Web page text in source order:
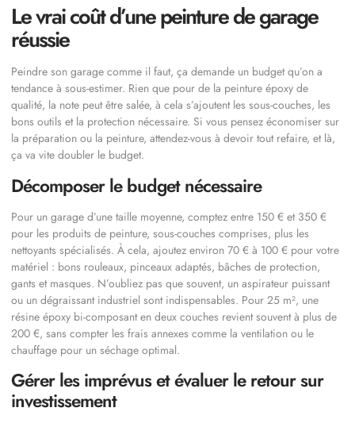
Le vrai coût d’une peinture de garage
réussie
Peindre son garage comme il faut, ça demande un budget qu’on a
tendance à sous-estimer. Rien que pour de la peinture époxy de
qualité, la note peut être salée, à cela s’ajoutent les sous-couches, les
bons outils et la protection nécessaire. Si vous pensez économiser sur
la préparation ou la peinture, attendez-vous à devoir tout refaire, et là,
ça va vite doubler le budget.
Décomposer le budget nécessaire
Pour un garage d’une taille moyenne, comptez entre 150 € et 350 €
pour les produits de peinture, sous-couches comprises, plus les
nettoyants spécialisés. À cela, ajoutez environ 70 € à 100 € pour votre
matériel : bons rouleaux, pinceaux adaptés, bâches de protection,
gants et masques. N’oubliez pas que souvent, un aspirateur puissant
ou un dégraissant industriel sont indispensables. Pour 25 m², une
résine époxy bi-composant en deux couches revient souvent à plus de
200 €, sans compter les frais annexes comme la ventilation ou le
chauffage pour un séchage optimal.
Gérer les imprévus et évaluer le retour sur
investissement